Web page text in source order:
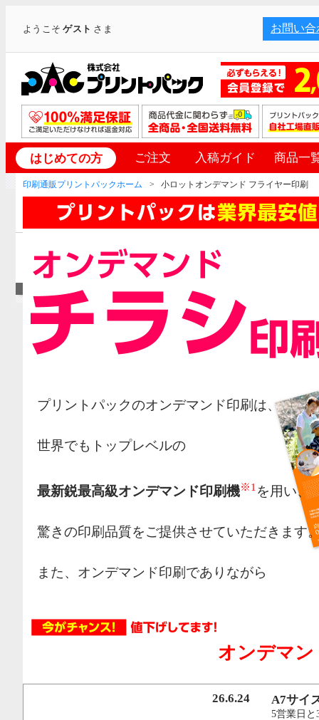
ようこそゲスト さま お問い合
はじめての方 ご注文 入稿ガイド 商品一
印刷通販プリントパックホーム 小ロットオンデマンド フライヤー印刷
プリントパックのオンデマンド印刷は、
世界でもトップレベルの
最新鋭最高級オンデマンド印刷機※1 を用い、
驚きの印刷品質をご提供させていただきます
また、オンデマンド印刷でありながら
行うことで、従来のオンデマンド印刷機より
オフセット印刷に近い品質を実現いたしまし
オンデマン
26.6.24 A7サイ
5営業日と